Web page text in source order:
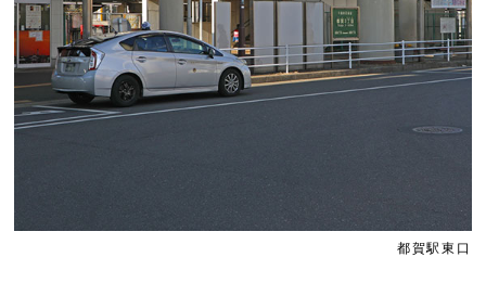
都賀駅東口